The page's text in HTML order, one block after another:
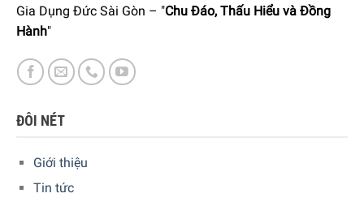
Gia Dụng Đức Sài Gòn – "Chu Đáo, Thấu Hiểu và Đồng
Hành"
ĐÔI NÉT
Giới thiệu
Tin tức